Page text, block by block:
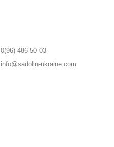
0(96) 486-50-03
info@sadolin-ukraine.com